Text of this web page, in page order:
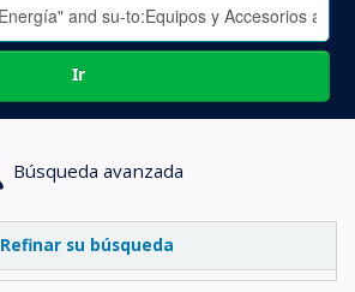
Ir
Búsqueda avanzada
Refinar su búsqueda